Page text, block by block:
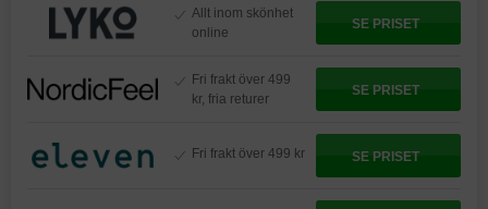
Allt inom skönhet
online
SE PRISET
Fri frakt över 499
kr, fria returer
SE PRISET
Fri frakt över 499 kr SE PRISET